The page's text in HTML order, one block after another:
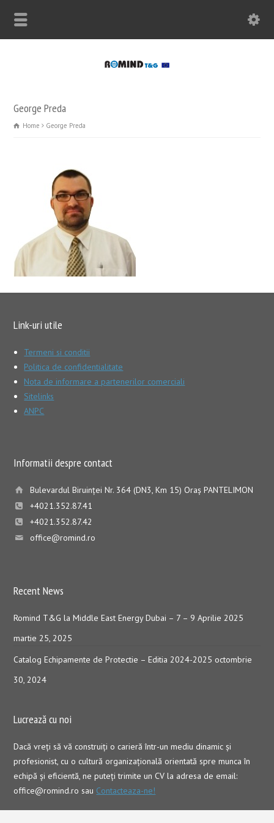
George Preda
Home George Preda
Link-uri utile
Termeni si conditii
Politica de confidentialitate
Nota de informare a partenerilor comerciali
Sitelinks
ANPC
Informatii despre contact
Bulevardul Biruinţei Nr. 364 (DN3, Km 15) Oraş PANTELIMON
+4021.352.87.41
+4021.352.87.42
office@romind.ro
Recent News
Romind T&G la Middle East Energy Dubai – 7 – 9 Aprilie 2025
martie 25, 2025
Catalog Echipamente de Protectie – Editia 2024-2025 octombrie
30, 2024
Lucrează cu noi
Dacă vreţi să vă construiţi o carieră într-un mediu dinamic şi
profesionist, cu o cultură organizaţională orientată spre munca în
echipă şi eficientă, ne puteți trimite un CV la adresa de email:
office@romind.ro sau Contacteaza-ne!